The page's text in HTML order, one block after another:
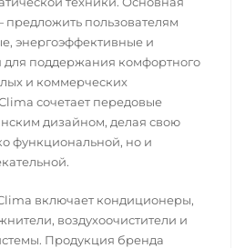
пользователям
энергоэффективные и
поддержания комфортного
и коммерческих
сочетает передовые
дизайном, делая свою
функциональной, но и
включает кондиционеры,
воздухоочистители и
Продукция бренда